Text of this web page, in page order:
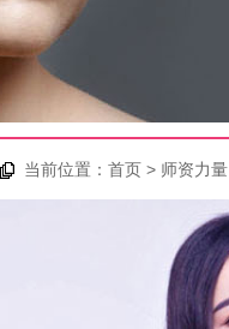
当前位置： 首页 > 师资力量